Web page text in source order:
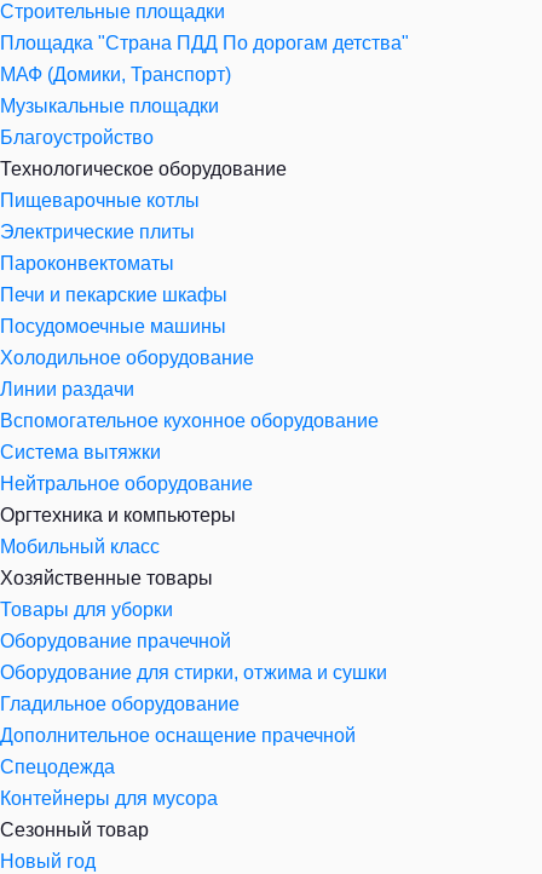
Строительные площадки
Площадка "Страна ПДД По дорогам детства"
МАФ (Домики, Транспорт)
Музыкальные площадки
Благоустройство
Технологическое оборудование
Пищеварочные котлы
Электрические плиты
Пароконвектоматы
Печи и пекарские шкафы
Посудомоечные машины
Холодильное оборудование
Линии раздачи
Вспомогательное кухонное оборудование
Система вытяжки
Нейтральное оборудование
Оргтехника и компьютеры
Мобильный класс
Хозяйственные товары
Товары для уборки
Оборудование прачечной
Оборудование для стирки, отжима и сушки
Гладильное оборудование
Дополнительное оснащение прачечной
Спецодежда
Контейнеры для мусора
Сезонный товар
Новый год